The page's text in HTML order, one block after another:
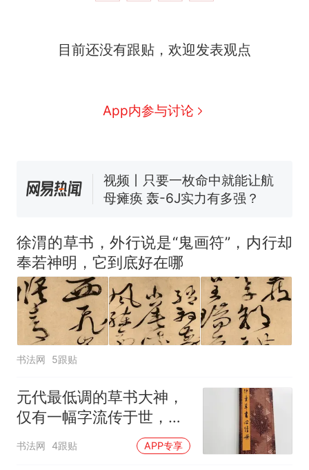
目前还没有跟贴，欢迎发表观点
App内参与讨论
全部作废，公平么？
国大使骑行绕了几乎整个国境
线一圈，还曾两次到中国寻根
5万的小车卖不动，40万以上
空调24小时开着反而更省电？
电力部门回应
1千斤稻谷
热 十多万人报名的考试，成绩
全部作废，公平么？
徐渭的草书，外行说是“鬼画符”，内行却
奉若神明，它到底好在哪
书法网 5跟贴
元代最低调的草书大神，
仅有一幅字流传于世，用
笔功力炉火纯青！
书法网 4跟贴 APP专享